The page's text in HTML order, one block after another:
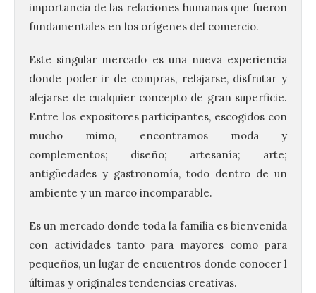
importancia de las relaciones humanas que fueron
fundamentales en los orígenes del comercio.
Este singular mercado es una nueva experiencia
donde poder ir de compras, relajarse, disfrutar y
alejarse de cualquier concepto de gran superficie.
Entre los expositores participantes, escogidos con
mucho mimo, encontramos moda y
complementos; diseño; artesanía; arte;
antigüedades y gastronomía, todo dentro de un
ambiente y un marco incomparable.
Es un mercado donde toda la familia es bienvenida
con actividades tanto para mayores como para
pequeños, un lugar de encuentros donde conocer l
últimas y originales tendencias creativas.